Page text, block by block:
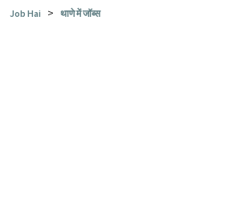
Job Hai > थाणे में जॉब्स